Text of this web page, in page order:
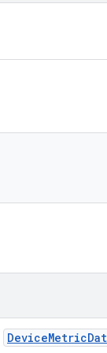
DeviceMetric